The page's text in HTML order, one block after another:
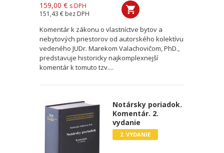
159,00 € s DPH
151,43 € bez DPH
Komentár k zákonu o vlastníctve bytov a
nebytových priestorov od autorského kolektívu
vedeného JUDr. Marekom Valachovičom, PhD.,
predstavuje historicky najkomplexnejší
komentár k tomuto tzv....
Notársky poriadok.
Komentár. 2.
vydanie
2. VYDANIE